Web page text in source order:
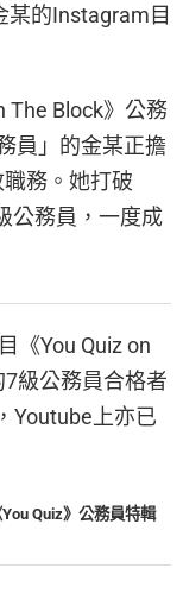
某的Instagram目
The Block》公務
員」的金某正擔
務。她打破
公務員，一度成
《You Quiz on
級公務員合格者
Youtube上亦已
Quiz》公務員特輯